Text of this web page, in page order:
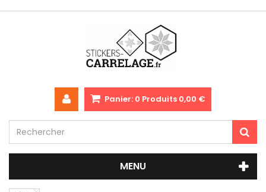
Panier: 0 Produits 0,00 €
MENU